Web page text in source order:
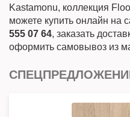
Kastamonu, коллекция
можете купить онлайн на
555 07 64, заказать
оформить самовывоз из